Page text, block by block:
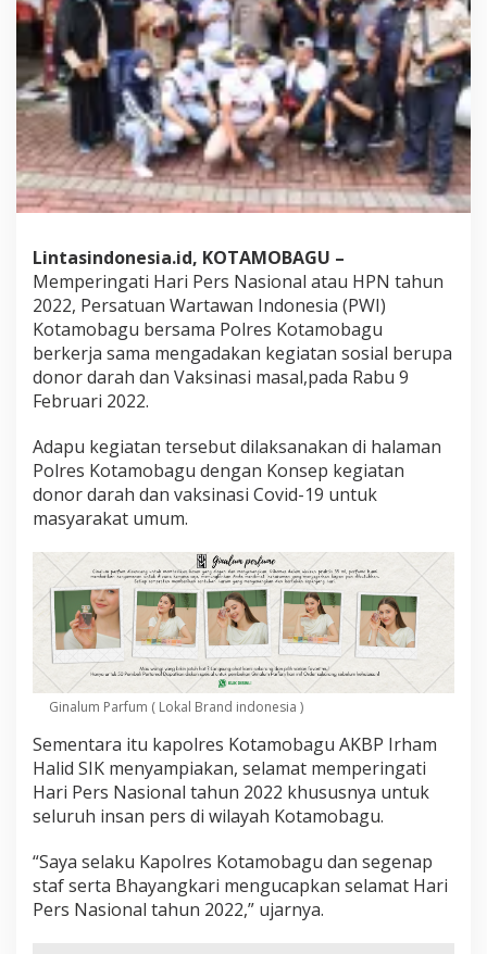
e
r
s
o
t
a
m
o
b
a
u
B
r
s
a
m
l
r
e
e
l
a
r
K
e
g
a
n
V
a
k
i
n
a
s
Lintasindonesia.id, KOTAMOBAGU –
Memperingati Hari Pers Nasional atau HPN tahun
2022, Persatuan Wartawan Indonesia (PWI)
Kotamobagu bersama Polres Kotamobagu
berkerja sama mengadakan kegiatan sosial berupa
donor darah dan Vaksinasi masal,pada Rabu 9
Februari 2022.
Adapu kegiatan tersebut dilaksanakan di halaman
Polres Kotamobagu dengan Konsep kegiatan
donor darah dan vaksinasi Covid-19 untuk
masyarakat umum.
Ginalum Parfum ( Lokal Brand indonesia )
Sementara itu kapolres Kotamobagu AKBP Irham
Halid SIK menyampiakan, selamat memperingati
Hari Pers Nasional tahun 2022 khususnya untuk
seluruh insan pers di wilayah Kotamobagu.
“Saya selaku Kapolres Kotamobagu dan segenap
staf serta Bhayangkari mengucapkan selamat Hari
Pers Nasional tahun 2022,” ujarnya.